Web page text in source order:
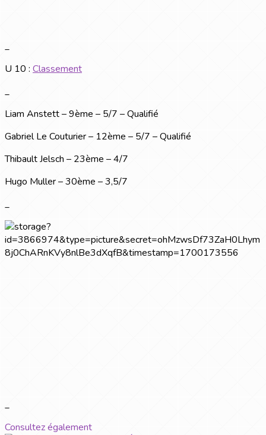
_
U 10 : Classement
_
Liam Anstett – 9ème – 5/7 – Qualifié
Gabriel Le Couturier – 12ème – 5/7 – Qualifié
Thibault Jelsch – 23ème – 4/7
Hugo Muller – 30ème – 3,5/7
_
_
Consultez également